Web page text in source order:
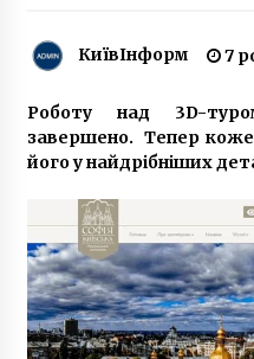
6 років
підірвали
7 років
Україна
Білоруссю.
5 років
КиївІнформ 7
Роботу над 3D-
завершено. Тепер
його у найдрібніших